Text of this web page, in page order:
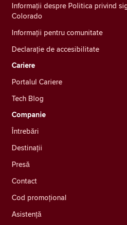
Informații despre Politica privind
Colorado
Informații pentru comunitate
Declarație de accesibilitate
Cariere
Portalul Cariere
Tech Blog
Companie
Întrebări
Destinații
Presă
Contact
Cod promoțional
Asistență